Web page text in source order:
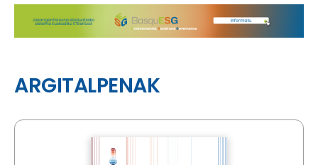
ARGITALPENAK